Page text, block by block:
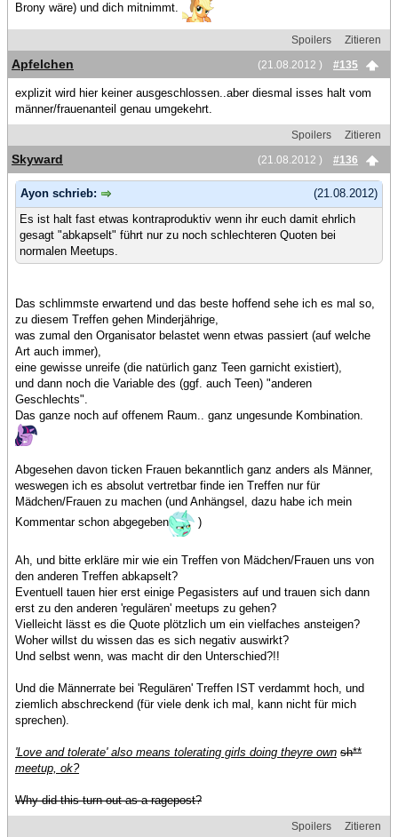
Brony wäre) und dich mitnimmt.
Spoilers
Zitieren
(21.08.2012 )
#135
Apfelchen
explizit wird hier keiner ausgeschlossen..aber diesmal isses halt vom
männer/frauenanteil genau umgekehrt.
Spoilers
Zitieren
(21.08.2012 )
#136
Skyward
(21.08.2012)
Ayon schrieb:
Es ist halt fast etwas kontraproduktiv wenn ihr euch damit ehrlich
gesagt "abkapselt" führt nur zu noch schlechteren Quoten bei
normalen Meetups.
Das schlimmste erwartend und das beste hoffend sehe ich es mal so,
zu diesem Treffen gehen Minderjährige,
was zumal den Organisator belastet wenn etwas passiert (auf welche
Art auch immer),
eine gewisse unreife (die natürlich ganz Teen garnicht existiert),
und dann noch die Variable des (ggf. auch Teen) "anderen
Geschlechts".
Das ganze noch auf offenem Raum.. ganz ungesunde Kombination.
Abgesehen davon ticken Frauen bekanntlich ganz anders als Männer,
weswegen ich es absolut vertretbar finde ien Treffen nur für
Mädchen/Frauen zu machen (und Anhängsel, dazu habe ich mein
Kommentar schon abgegeben
)
Ah, und bitte erkläre mir wie ein Treffen von Mädchen/Frauen uns von
den anderen Treffen abkapselt?
Eventuell tauen hier erst einige Pegasisters auf und trauen sich dann
erst zu den anderen 'regulären' meetups zu gehen?
Vielleicht lässt es die Quote plötzlich um ein vielfaches ansteigen?
Woher willst du wissen das es sich negativ auswirkt?
Und selbst wenn, was macht dir den Unterschied?!!
Und die Männerrate bei 'Regulären' Treffen IST verdammt hoch, und
ziemlich abschreckend (für viele denk ich mal, kann nicht für mich
sprechen).
'Love and tolerate' also means tolerating girls doing theyre own sh**
meetup, ok?
Why did this turn out as a ragepost?
Spoilers Zitieren